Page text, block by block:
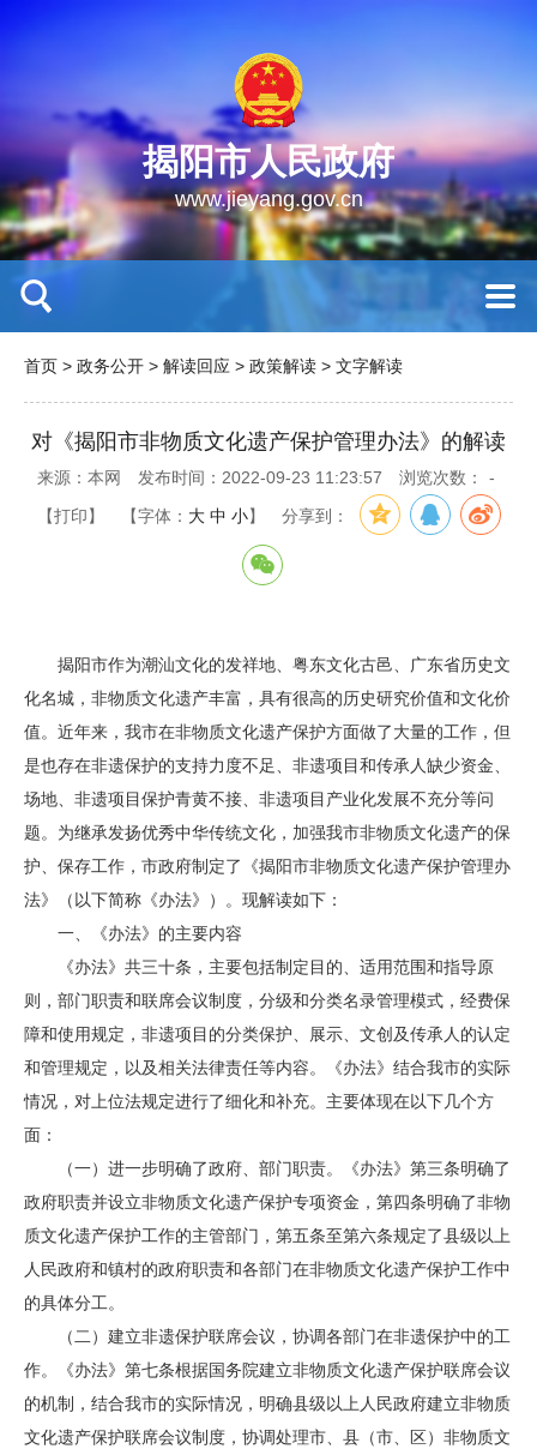
揭阳市人民政府
www.jieyang.gov.cn
首页 > 政务公开 > 解读回应 > 政策解读 > 文字解读
对《揭阳市非物质文化遗产保护管理办法》的解读
来源：本网 发布时间：2022-09-23 11:23:57 浏览次数： -
【打印】 【字体： 大 中 小】 分享到：
揭阳市作为潮汕文化的发祥地、粤东文化古邑、广东省历史文
化名城，非物质文化遗产丰富，具有很高的历史研究价值和文化价
值。近年来，我市在非物质文化遗产保护方面做了大量的工作，但
是也存在非遗保护的支持力度不足、非遗项目和传承人缺少资金、
场地、非遗项目保护青黄不接、非遗项目产业化发展不充分等问
题。为继承发扬优秀中华传统文化，加强我市非物质文化遗产的保
护、保存工作，市政府制定了《揭阳市非物质文化遗产保护管理办
法》（以下简称《办法》）。现解读如下：
一、《办法》的主要内容
《办法》共三十条，主要包括制定目的、适用范围和指导原
则，部门职责和联席会议制度，分级和分类名录管理模式，经费保
障和使用规定，非遗项目的分类保护、展示、文创及传承人的认定
和管理规定，以及相关法律责任等内容。《办法》结合我市的实际
情况，对上位法规定进行了细化和补充。主要体现在以下几个方
面：
（一）进一步明确了政府、部门职责。《办法》第三条明确了
政府职责并设立非物质文化遗产保护专项资金，第四条明确了非物
质文化遗产保护工作的主管部门，第五条至第六条规定了县级以上
人民政府和镇村的政府职责和各部门在非物质文化遗产保护工作中
的具体分工。
（二）建立非遗保护联席会议，协调各部门在非遗保护中的工
作。《办法》第七条根据国务院建立非物质文化遗产保护联席会议
的机制，结合我市的实际情况，明确县级以上人民政府建立非物质
文化遗产保护联席会议制度，协调处理市、县（市、区）非物质文